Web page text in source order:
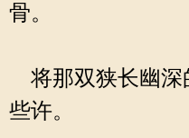
骨。
将那双狭长幽深
些许。